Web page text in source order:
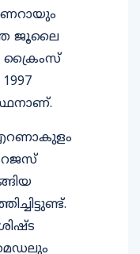
ജൂലൈ
ക്രൈംസ്